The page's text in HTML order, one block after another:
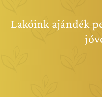
Lakóink ajándék